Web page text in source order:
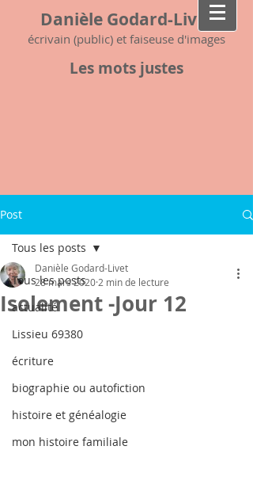
Danièle Godard-Livet
écrivain (public) et faiseuse d'images
Les mots justes
Post
Tous les posts
actualité
Lissieu 69380
écriture
biographie ou autofiction
histoire et généalogie
mon histoire familiale
Tous les posts
Isolement -Jour 12
Danièle Godard-Livet
28 mars 2020 2 min de lecture